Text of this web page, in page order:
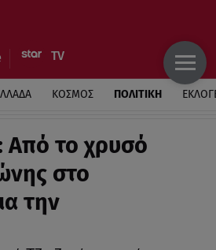
ΚΟΣΜΟΣ ΠΟΛΙΤΙΚΗ
Από το χρυσό
στο
την